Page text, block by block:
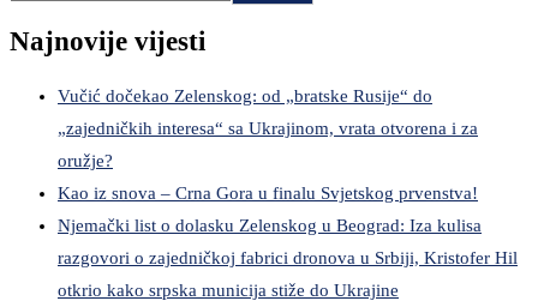
Najnovije vijesti
Vučić dočekao Zelenskog: od „bratske Rusije“ do
„zajedničkih interesa“ sa Ukrajinom, vrata otvorena i za
oružje?
Kao iz snova – Crna Gora u finalu Svjetskog prvenstva!
Njemački list o dolasku Zelenskog u Beograd: Iza kulisa
razgovori o zajedničkoj fabrici dronova u Srbiji, Kristofer Hil
otkrio kako srpska municija stiže do Ukrajine